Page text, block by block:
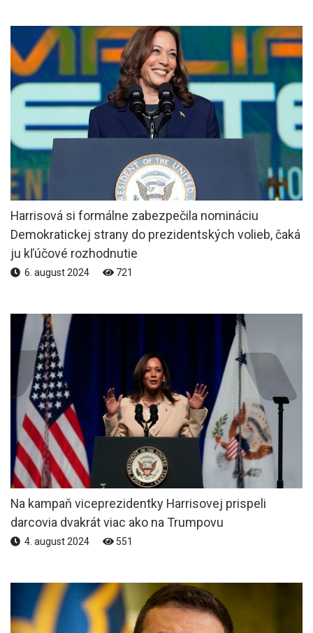
Harrisová si formálne zabezpečila nomináciu
Demokratickej strany do prezidentských volieb, čaká
ju kľúčové rozhodnutie
6. august 2024 721
Na kampaň viceprezidentky Harrisovej prispeli
darcovia dvakrát viac ako na Trumpovu
4. august 2024 551